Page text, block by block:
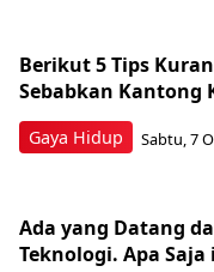
Gaya Hidup
Berikut 5 Tips
Sebabkan Kantong
Sabtu, 7
Ada yang Datang
Teknologi. Apa Saja